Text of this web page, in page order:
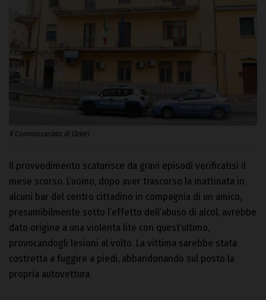
Il Commissariato di Ozieri
Il provvedimento scaturisce da gravi episodi verificatisi il
mese scorso. L’uomo, dopo aver trascorso la mattinata in
alcuni bar del centro cittadino in compagnia di un amico,
presumibilmente sotto l’effetto dell’abuso di alcol, avrebbe
dato origine a una violenta lite con quest’ultimo,
provocandogli lesioni al volto. La vittima sarebbe stata
costretta a fuggire a piedi, abbandonando sul posto la
propria autovettura.